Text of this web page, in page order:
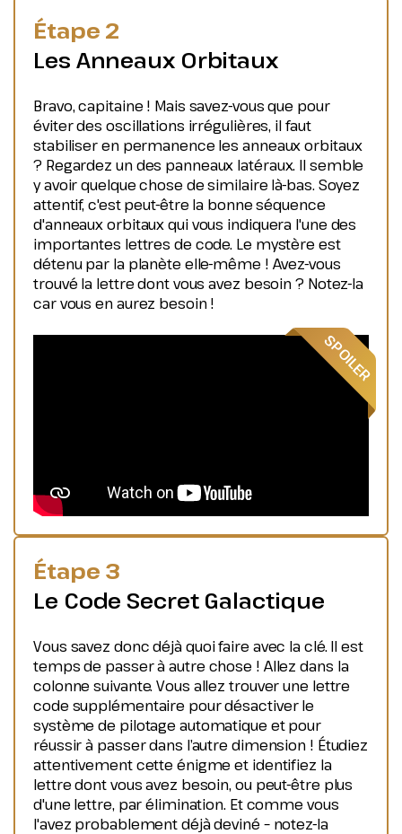
Étape 2
Les Anneaux Orbitaux
Bravo, capitaine ! Mais savez-vous que pour
éviter des oscillations irrégulières, il faut
stabiliser en permanence les anneaux orbitaux
? Regardez un des panneaux latéraux. Il semble
y avoir quelque chose de similaire là-bas. Soyez
attentif, c'est peut-être la bonne séquence
d'anneaux orbitaux qui vous indiquera l'une des
importantes lettres de code. Le mystère est
détenu par la planète elle-même ! Avez-vous
trouvé la lettre dont vous avez besoin ? Notez-la
car vous en aurez besoin !
Étape 3
Le Code Secret Galactique
Vous savez donc déjà quoi faire avec la clé. Il est
temps de passer à autre chose ! Allez dans la
colonne suivante. Vous allez trouver une lettre
code supplémentaire pour désactiver le
système de pilotage automatique et pour
réussir à passer dans l’autre dimension ! Étudiez
attentivement cette énigme et identifiez la
lettre dont vous avez besoin, ou peut-être plus
d'une lettre, par élimination. Et comme vous
l'avez probablement déjà deviné – notez-la